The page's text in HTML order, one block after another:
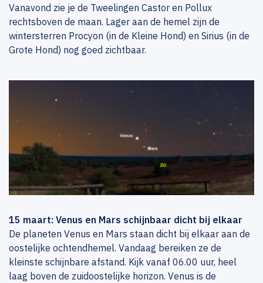
Vanavond zie je de Tweelingen Castor en Pollux
rechtsboven de maan. Lager aan de hemel zijn de
wintersterren Procyon (in de Kleine Hond) en Sirius (in de
Grote Hond) nog goed zichtbaar.
15 maart: Venus en Mars schijnbaar dicht bij elkaar
De planeten Venus en Mars staan dicht bij elkaar aan de
oostelijke ochtendhemel. Vandaag bereiken ze de
kleinste schijnbare afstand. Kijk vanaf 06.00 uur, heel
laag boven de zuidoostelijke horizon. Venus is de